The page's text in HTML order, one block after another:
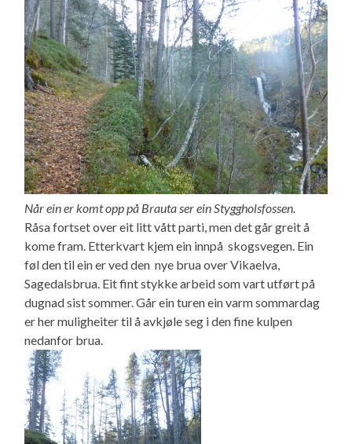
Når ein er komt opp på Brauta ser ein Styggholsfossen.
Råsa fortset over eit litt vått parti, men det går greit å
kome fram. Etterkvart kjem ein innpå skogsvegen. Ein
føl den til ein er ved den nye brua over Vikaelva,
Sagedalsbrua. Eit fint stykke arbeid som vart utført på
dugnad sist sommer. Går ein turen ein varm sommardag
er her muligheiter til å avkjøle seg i den fine kulpen
nedanfor brua.